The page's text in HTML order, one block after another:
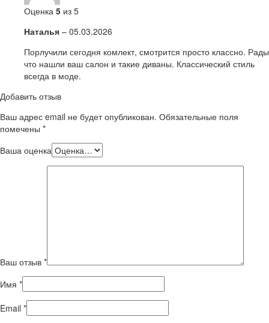
Оценка 5 из 5
Наталья – 05.03.2026
Порлучили сегодня комлект, смотрится просто классно. Рады
что нашли ваш салон и такие диваны. Классический стиль
всегда в моде.
Добавить отзыв
Ваш адрес email не будет опубликован. Обязательные поля
помечены *
Ваша оценка
Ваш отзыв *
Имя *
Email *